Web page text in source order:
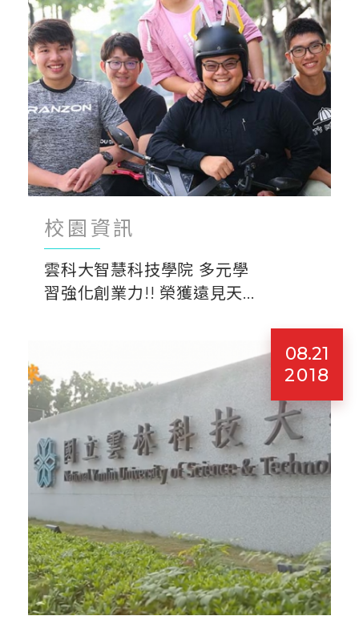
校園資訊
雲科⼤智慧科技學院 多元學
習強化創業⼒!! 榮獲遠見天...
08.21
2018